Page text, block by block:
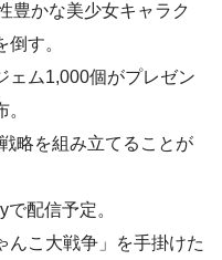
豊かな美少女キャラク
す。
ェム1,000個がプレゼン
略を組み立てることが
配信予定。
んこ大戦争」を手掛けた